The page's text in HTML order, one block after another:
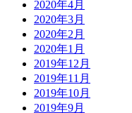
2020年4月
2020年3月
2020年2月
2020年1月
2019年12月
2019年11月
2019年10月
2019年9月